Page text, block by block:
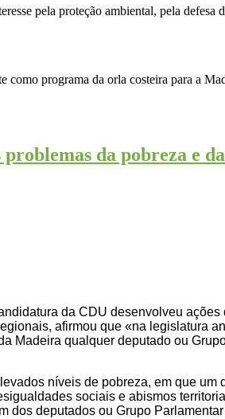
pela proteção ambiental, pela
programa da orla costeira para a
da pobreza e
da CDU desenvolveu
afirmou que «na legislatura
Madeira qualquer deputado ou
níveis de pobreza, em que
sociais e abismos
deputados ou Grupo